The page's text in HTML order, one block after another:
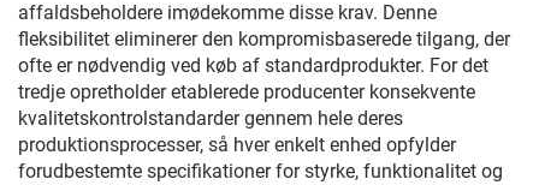
affaldsbeholdere imødekomme disse krav. Denne
fleksibilitet eliminerer den kompromisbaserede tilgang, der
ofte er nødvendig ved køb af standardprodukter. For det
tredje opretholder etablerede producenter konsekvente
kvalitetskontrolstandarder gennem hele deres
produktionsprocesser, så hver enkelt enhed opfylder
forudbestemte specifikationer for styrke, funktionalitet og